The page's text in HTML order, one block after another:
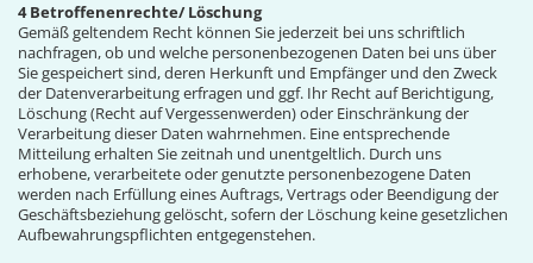
4 Betroffenenrechte/ Löschung
Gemäß geltendem Recht können Sie jederzeit bei uns schriftlich
nachfragen, ob und welche personenbezogenen Daten bei uns über
Sie gespeichert sind, deren Herkunft und Empfänger und den Zweck
der Datenverarbeitung erfragen und ggf. Ihr Recht auf Berichtigung,
Löschung (Recht auf Vergessenwerden) oder Einschränkung der
Verarbeitung dieser Daten wahrnehmen. Eine entsprechende
Mitteilung erhalten Sie zeitnah und unentgeltlich. Durch uns
erhobene, verarbeitete oder genutzte personenbezogene Daten
werden nach Erfüllung eines Auftrags, Vertrags oder Beendigung der
Geschäftsbeziehung gelöscht, sofern der Löschung keine gesetzlichen
Aufbewahrungspflichten entgegenstehen.